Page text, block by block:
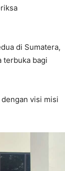
di Sumatera,
terbuka bagi
visi misi